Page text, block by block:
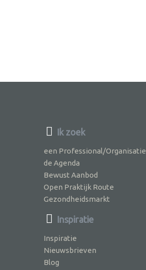
Ik zoek
een Professional/Organisatie
de Agenda
Bewust Aanbod
Open Praktijk Route
Gezondheidsmarkt
Inspiratie
Inspiratie
Nieuwsbrieven
Blog